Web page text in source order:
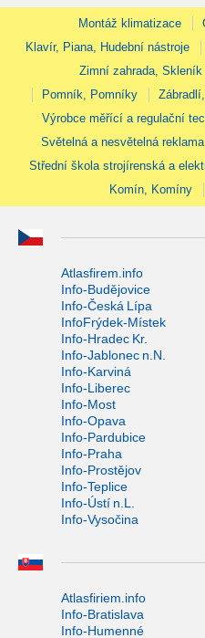
Montáž klimatizace
Klavír, Piana, Hudební nástroje
Zimní zahrada, Skleník
Pomník, Pomníky
Výrobce měřící a regulační
Světelná a nesvětelná reklama
Střední škola strojírenská a
Komín, Komíny
Atlasfirem.info
Info-Budějovice
Info-Česká Lípa
InfoFrýdek-Místek
Info-Hradec Kr.
Info-Jablonec n.N.
Info-Karviná
Info-Liberec
Info-Most
Info-Opava
Info-Pardubice
Info-Praha
Info-Prostějov
Info-Teplice
Info-Ústí n.L.
Info-Vysočina
Atlasfiriem.info
Info-Bratislava
Info-Humenné